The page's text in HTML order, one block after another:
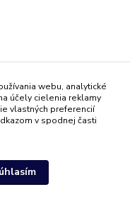
webu, analytické
účely cielenia reklamy
vlastných preferencií
v spodnej časti